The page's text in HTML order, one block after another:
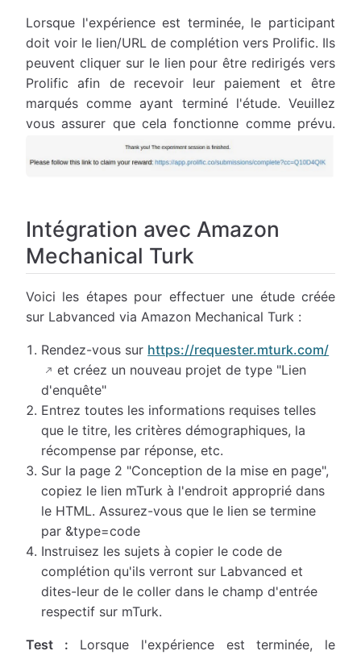
Lorsque l'expérience est terminée, le participant
doit voir le lien/URL de complétion vers Prolific. Ils
peuvent cliquer sur le lien pour être redirigés vers
Prolific afin de recevoir leur paiement et être
marqués comme ayant terminé l'étude. Veuillez
vous assurer que cela fonctionne comme prévu.
Intégration avec Amazon
Mechanical Turk
Voici les étapes pour effectuer une étude créée
sur Labvanced via Amazon Mechanical Turk :
Rendez-vous sur https://requester.mturk.com/
et créez un nouveau projet de type "Lien
d'enquête"
Entrez toutes les informations requises telles
que le titre, les critères démographiques, la
récompense par réponse, etc.
Sur la page 2 "Conception de la mise en page",
copiez le lien mTurk à l'endroit approprié dans
le HTML. Assurez-vous que le lien se termine
par &type=code
Instruisez les sujets à copier le code de
complétion qu'ils verront sur Labvanced et
dites-leur de le coller dans le champ d'entrée
respectif sur mTurk.
Test : Lorsque l'expérience est terminée, le